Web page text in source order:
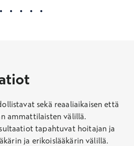
sekä reaaliaikaisen että
ammattilaisten välillä.
tapahtuvat hoitajan ja
ja erikoislääkärin välillä.